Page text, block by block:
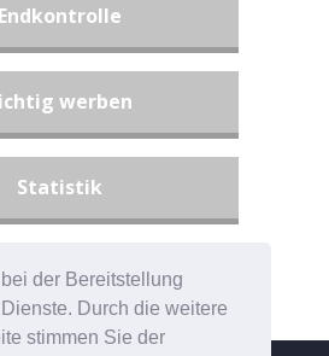
der Bereitstellung
Durch die weitere
stimmen Sie der
Endkontrolle
werben
Statistik